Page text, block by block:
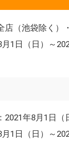
店（池袋除く）
1日（日）～
2021年8月1日
1日（日）～